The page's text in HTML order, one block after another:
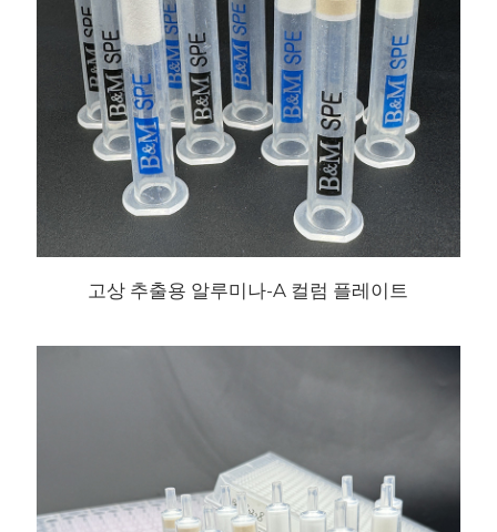
고상 추출용 알루미나-A 컬럼 플레이트